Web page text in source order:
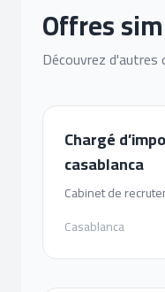
Offres
Découvrez
Chargé
casablanca
Cabinet de
Casablanca